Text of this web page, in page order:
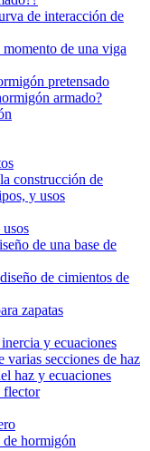
de interacción de
de una viga
pretensado
armado?
construcción de
y usos
de una base de
de cimientos de
zapatas
y ecuaciones
varias secciones de haz
haz y ecuaciones
flector
hormigón